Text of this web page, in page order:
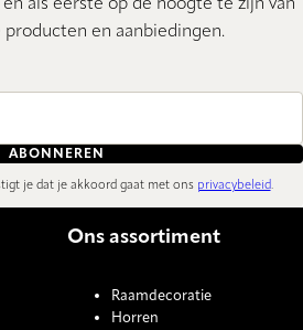
als eerste op de hoogte te zijn van
producten en aanbiedingen.
ABONNEREN
je dat je akkoord gaat met ons privacybeleid.
Ons assortiment
Raamdecoratie
Horren